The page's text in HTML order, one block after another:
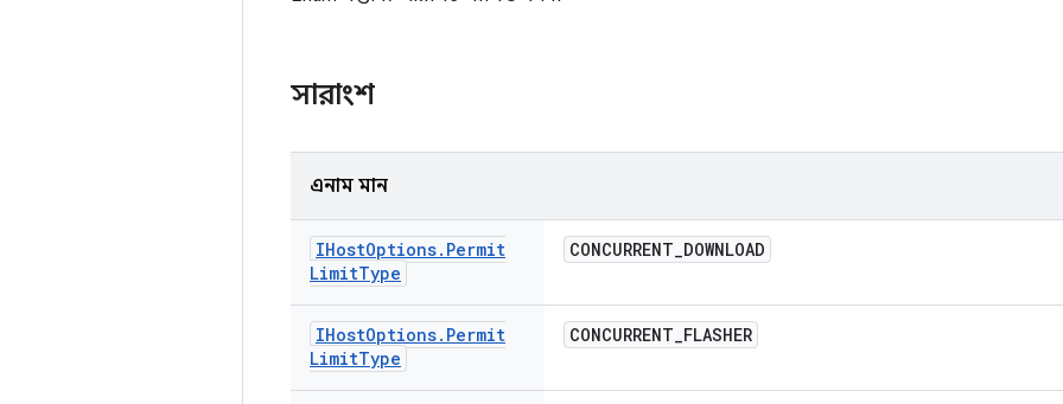
সারাংশ
এনাম মান
IHostOptions. Permit
LimitType
CONCURRENT_DOWNLOAD
IHostOptions. Permit
LimitType
CONCURRENT_FLASHER